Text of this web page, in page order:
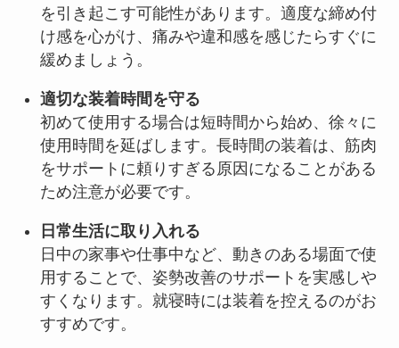
を引き起こす可能性があります。適度な締め付
け感を心がけ、痛みや違和感を感じたらすぐに
緩めましょう。
適切な装着時間を守る
初めて使用する場合は短時間から始め、徐々に
使用時間を延ばします。長時間の装着は、筋肉
をサポートに頼りすぎる原因になることがある
ため注意が必要です。
日常生活に取り入れる
日中の家事や仕事中など、動きのある場面で使
用することで、姿勢改善のサポートを実感しや
すくなります。就寝時には装着を控えるのがお
すすめです。